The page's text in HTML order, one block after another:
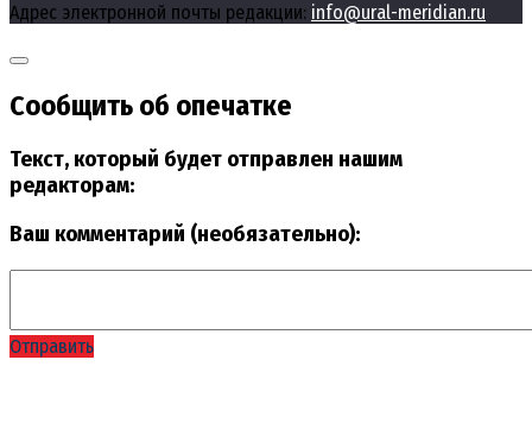
Адрес электронной почты редакции: info@ural-meridian.ru
Сообщить об опечатке
Текст, который будет отправлен нашим
редакторам:
Ваш комментарий (необязательно):
Отправить